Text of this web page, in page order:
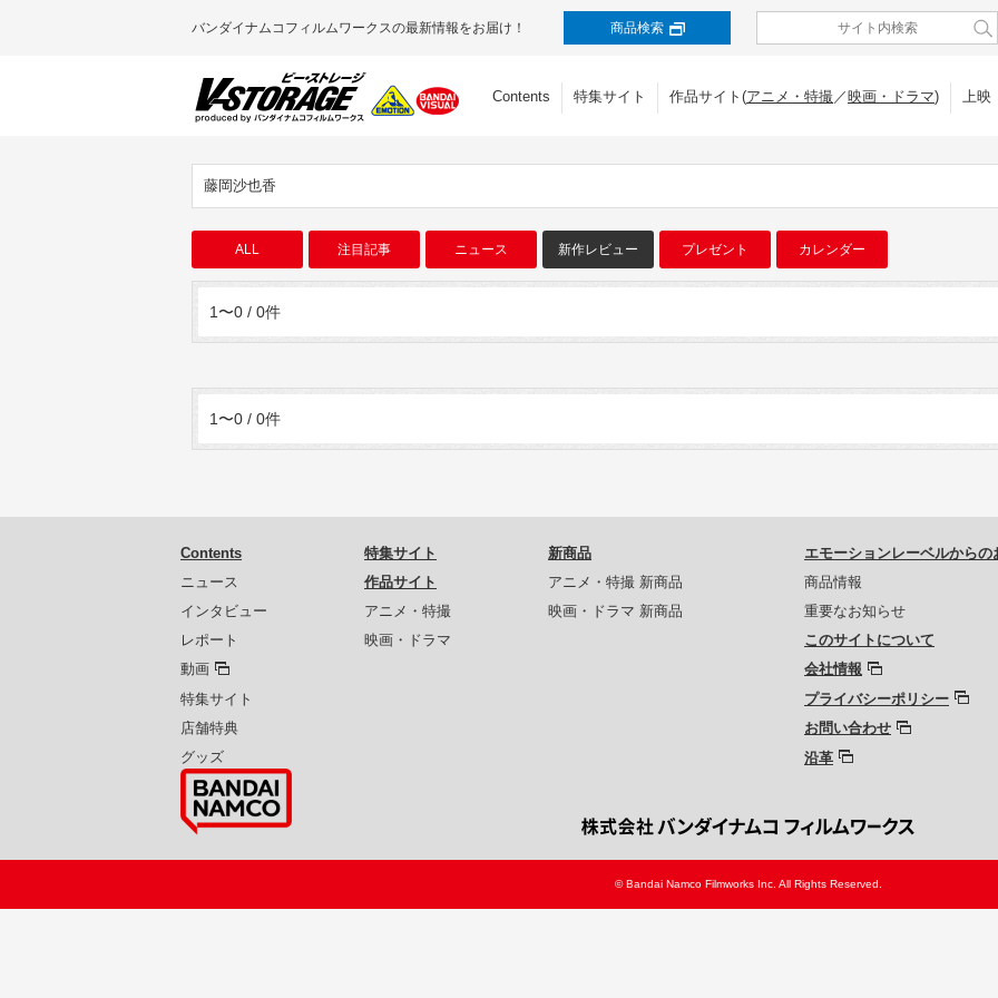
バンダイナムコフィルムワークスの最新情報をお届け！ 商品検索
Contents 特集サイト 作品サイト(アニメ・特撮／映画・ドラマ) 上映
藤岡沙也香
ALL 注目記事 ニュース 新作レビュー プレゼント カレンダー
1〜0 / 0件
1〜0 / 0件
Contents
ニュース
インタビュー
レポート
動画
特集サイト
店舗特典
グッズ
特集サイト
作品サイト
アニメ・特撮
映画・ドラマ
新商品
アニメ・特撮 新商品
映画・ドラマ 新商品
エモーションレーベルからの
商品情報
重要なお知らせ
このサイトについて
会社情報
プライバシーポリシー
お問い合わせ
沿革
© Bandai Namco Filmworks Inc. All Rights Reserved.